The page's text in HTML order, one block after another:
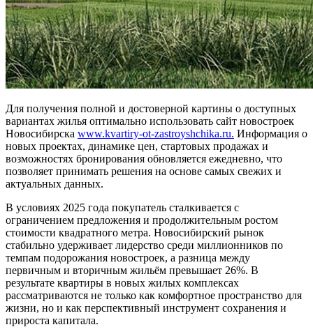
Для получения полной и достоверной картины о доступных
вариантах жилья оптимально использовать сайт новостроек
Новосибирска www.kvartiry-ot-zastroyshchika.ru. Информация о
новых проектах, динамике цен, стартовых продажах и
возможностях бронирования обновляется ежедневно, что
позволяет принимать решения на основе самых свежих и
актуальных данных.
В условиях 2025 года покупатель сталкивается с
ограничением предложения и продолжительным ростом
стоимости квадратного метра. Новосибирский рынок
стабильно удерживает лидерство среди миллионников по
темпам подорожания новостроек, а разница между
первичным и вторичным жильём превышает 26%. В
результате квартиры в новых жилых комплексах
рассматриваются не только как комфортное пространство для
жизни, но и как перспективный инструмент сохранения и
прироста капитала.